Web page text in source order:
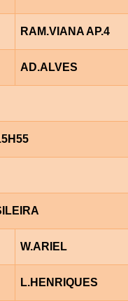
RAM.VIANA AP.4
AD.ALVES
W.ARIEL
L.HENRIQUES